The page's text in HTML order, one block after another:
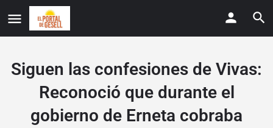
Siguen las confesiones de Vivas:
Reconoció que durante el
gobierno de Erneta cobraba